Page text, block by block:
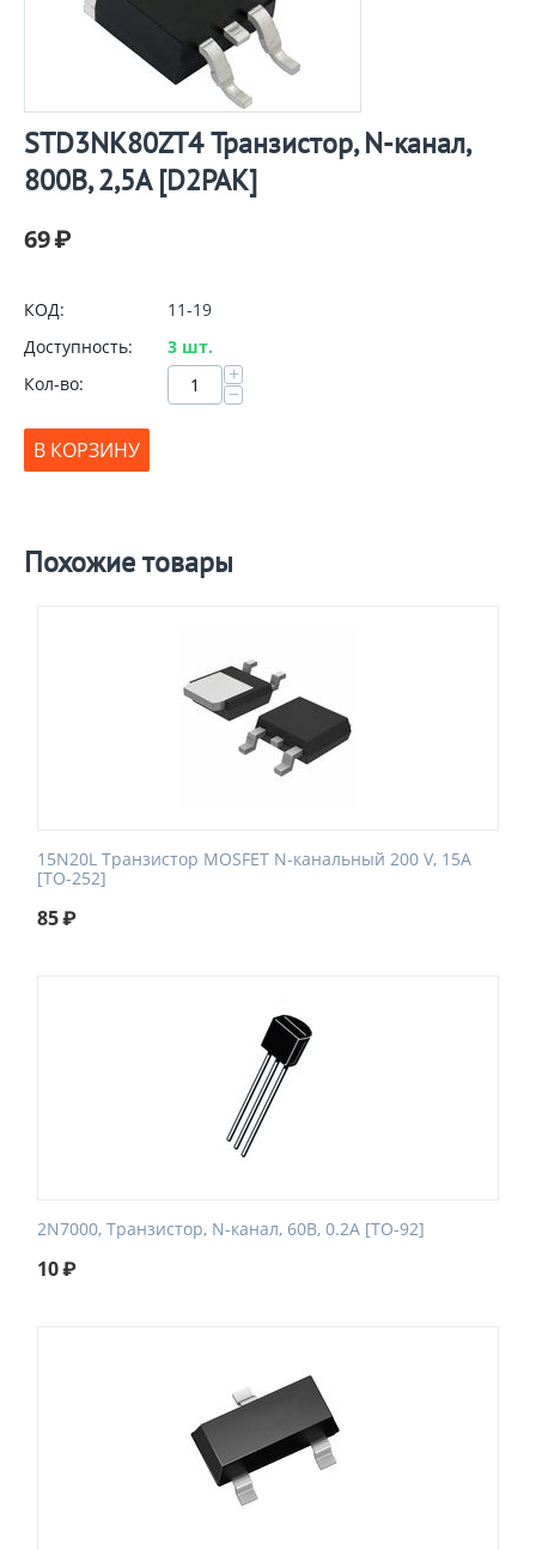
STD3NK80ZT4 Транзистор, N-канал,
800В, 2,5A [D2PAK]
69₽
КОД:
11-19
Доступность:
3 шт.
Кол-во:
+
−
В КОРЗИНУ
Похожие товары
15N20L Транзистор MOSFET N-канальный 200 V, 15A
[TO-252]
85₽
2N7000, Транзистор, N-канал, 60В, 0.2А [TO-92]
10₽